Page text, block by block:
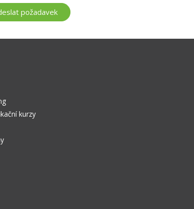
kurzy